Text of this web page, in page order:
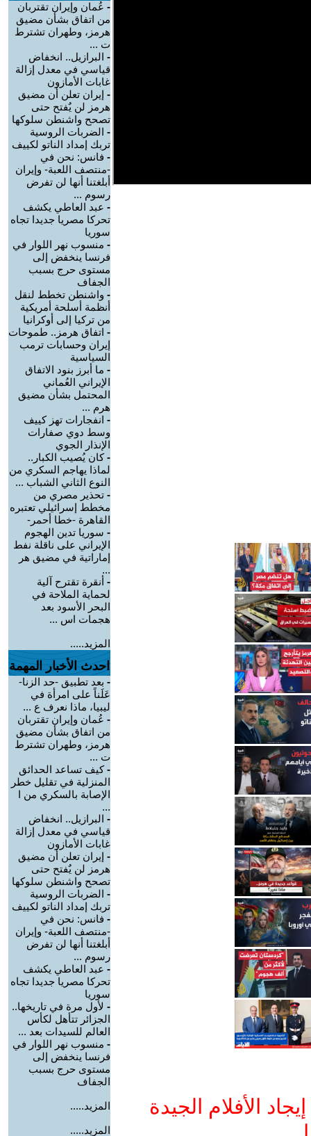
الأفلام الجيدة
- عُمان وإيران تقتربان
من اتفاق بشأن مضيق
هرمز، وطهران تشترط
ت ...
- البرازيل.. انخفاض
قياسي في معدل إزالة
غابات الأمازون
- إيران تعلن أن مضيق
هرمز لن يٌفتح حتى
تصحح واشنطن سلوكها
- الضربات الروسية
تربك إمداد الناتو لكييف
- فانس: نحن في
-منتصف اللعبة- وإيران
أبلغتنا أنها لن تفرض
رسوم ...
- عبد العاطي يكشف
تحركا مصريا جديدا تجاه
سوريا
- منسوب نهر اللوار في
فرنسا ينخفض إلى
مستوى حرج بسبب
الجفاف
- واشنطن تخطط لنقل
أنظمة أسلحة أمريكية
من تركيا إلى أوكرانيا
- اتفاق هرمز.. طموحات
إيران وحسابات ترمب
السياسية
- ما أبرز بنود الاتفاق
الإيراني العُماني
المحتمل بشأن مضيق
هرم ...
- انفجارات تهز كييف
وسط دوي صفارات
الإنذار الجوي
-كان يُصيب الكبار..
لماذا يهاجم السكري من
النوع الثاني الشباب ...
- تحذير مصري من
مخطط إسرائيلي تعتبره
القاهرة -خطا أحمر-
- سوريا تدين الهجوم
الإيراني على ناقلة نفط
إماراتية في مضيق هر
...
- أنقرة تقترح آلية
لحماية الملاحة في
البحر الأسود بعد
هجمات اس ...
المزيد.....
احدث الأخبار المهمة
- بعد تطبيق -حد الزنا-
عَلَناً على امرأة في
ليبيا، ماذا نعرف ع ...
- عُمان وإيران تقتربان
من اتفاق بشأن مضيق
هرمز، وطهران تشترط
ت ...
-كيف تساعد الحدائق
المنزلية في تقليل خطر
الإصابة بالسكري من ا
...
- البرازيل.. انخفاض
قياسي في معدل إزالة
غابات الأمازون
- إيران تعلن أن مضيق
هرمز لن يٌفتح حتى
تصحح واشنطن سلوكها
- الضربات الروسية
تربك إمداد الناتو لكييف
- فانس: نحن في
-منتصف اللعبة- وإيران
أبلغتنا أنها لن تفرض
رسوم ...
- عبد العاطي يكشف
تحركا مصريا جديدا تجاه
سوريا
- لأول مرة في تاريخها..
الجزائر تتأهل لكأس
العالم للسيدات بعد ...
- منسوب نهر اللوار في
فرنسا ينخفض إلى
مستوى حرج بسبب
الجفاف
المزيد.....
المزيد.....